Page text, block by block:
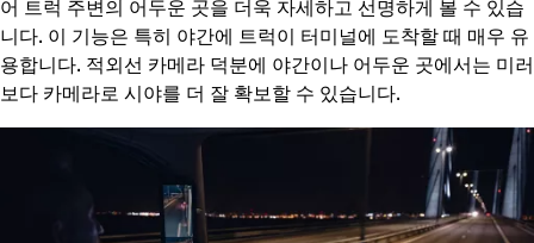
어 트럭 주변의 어두운 곳을 더욱 자세하고 선명하게 볼 수 있습
니다. 이 기능은 특히 야간에 트럭이 터미널에 도착할 때 매우 유
용합니다. 적외선 카메라 덕분에 야간이나 어두운 곳에서는 미러
보다 카메라로 시야를 더 잘 확보할 수 있습니다.